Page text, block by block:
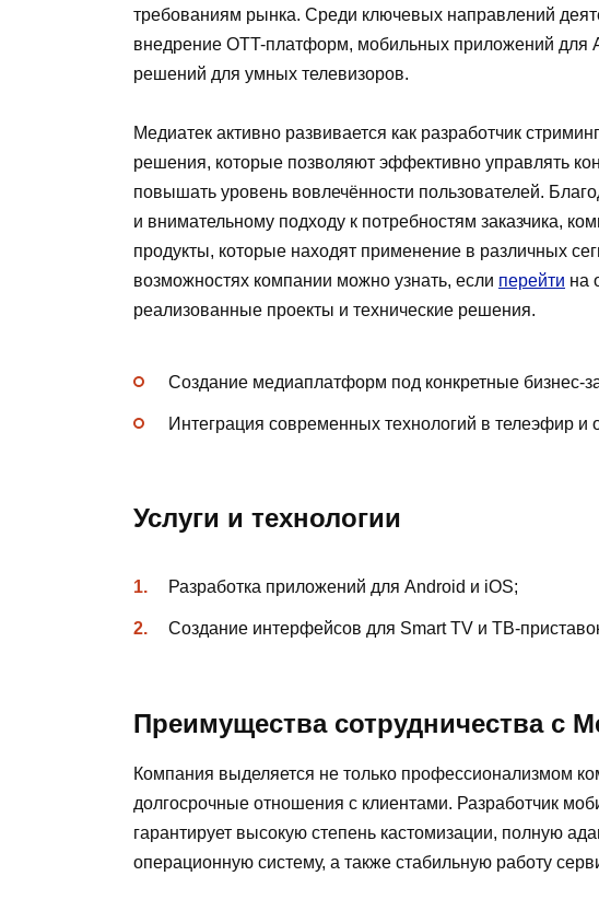
требованиям рынка. Среди ключевых направлений
внедрение OTT-платформ, мобильных приложений для
решений для умных телевизоров.
Медиатек активно развивается как разработчик
решения, которые позволяют эффективно управлять
повышать уровень вовлечённости пользователей.
и внимательному подходу к потребностям заказчика,
продукты, которые находят применение в различных
возможностях компании можно узнать, если перейти на
реализованные проекты и технические решения.
Создание медиаплатформ под конкретные бизнес-
Интеграция современных технологий в телеэфир и
Услуги и технологии
Разработка приложений для Android и iOS;
Создание интерфейсов для Smart TV и ТВ-
Преимущества сотрудничества с
Компания выделяется не только профессионализмом
долгосрочные отношения с клиентами. Разработчик
гарантирует высокую степень кастомизации, полную
операционную систему, а также стабильную работу